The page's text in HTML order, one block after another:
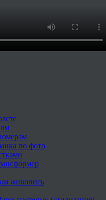
по фото
живопись